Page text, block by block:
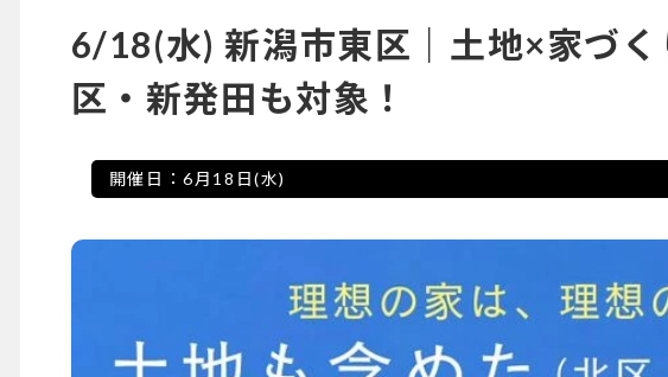
6/18(水) 新潟市東区｜土地×家づく
区・新発田も対象！
開催日：6月18日(水)